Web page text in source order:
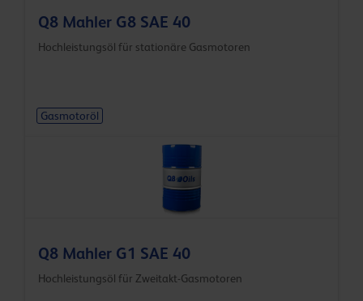
Q8 Mahler G8 SAE 40
Hochleistungsöl für stationäre Gasmotoren
Gasmotoröl
Q8 Mahler G1 SAE 40
Hochleistungsöl für Zweitakt-Gasmotoren